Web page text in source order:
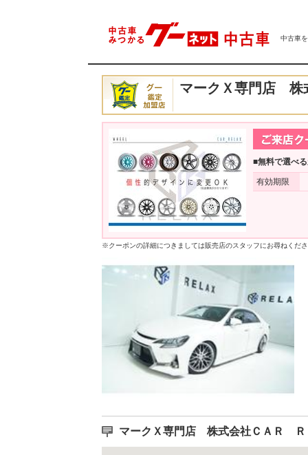
中古車
マークＸ専門店
■無料で選べ
有効期限
※クーポンの詳細につきましては販売店のスタッフにお尋ねくだ
マークＸ専門店 株式会社ＣＡＲ